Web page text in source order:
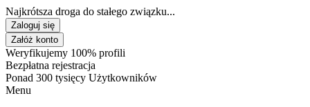
Najkrótsza droga do stałego związku...
Zaloguj się
Załóż konto
Weryfikujemy 100% profili
Bezpłatna rejestracja
Ponad 300 tysięcy Użytkowników
Menu